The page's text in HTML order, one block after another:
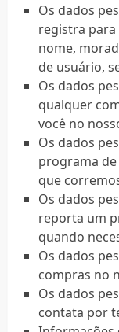
Os dados
registra para
nome,
de usuário,
Os dados
qualquer
você no
Os dados
programa
que
Os dados
reporta um
quando
Os dados
compras no
Os dados
contata por